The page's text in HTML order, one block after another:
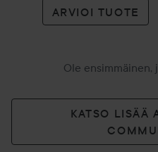
ARVIOI TUOTE
Ole
KATSO LISÄÄ